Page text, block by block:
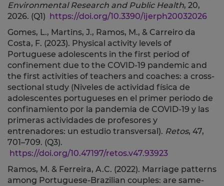
Environmental Research and Public Health, 20,
2026. (Q1)
https://doi.org/10.3390/ijerph20032026
Gomes, L., Martins, J., Ramos, M., & Carreiro da
Costa, F. (2023). Physical activity levels of
Portuguese adolescents in the first period of
confinement due to the COVID-19 pandemic and
the first activities of teachers and coaches: a cross-
sectional study (Niveles de actividad física de
adolescentes portugueses en el primer periodo de
confinamiento por la pandemia de COVID-19 y las
primeras actividades de profesores y
entrenadores: un estudio transversal). Retos, 47,
701–709. (Q3).
https://doi.org/10.47197/retos.v47.93923
Ramos, M. & Ferreira, A.C. (2022). Marriage patterns
among Portuguese-Brazilian couples: are same-